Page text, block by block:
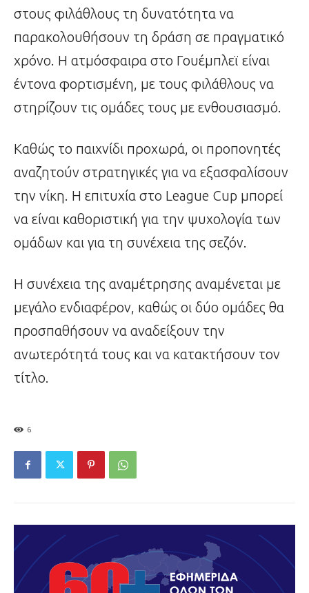
στους φιλάθλους τη δυνατότητα να
παρακολουθήσουν τη δράση σε πραγματικό
χρόνο. Η ατμόσφαιρα στο Γουέμπλεϊ είναι
έντονα φορτισμένη, με τους φιλάθλους να
στηρίζουν τις ομάδες τους με ενθουσιασμό.
Καθώς το παιχνίδι προχωρά, οι προπονητές
αναζητούν στρατηγικές για να εξασφαλίσουν
την νίκη. Η επιτυχία στο League Cup μπορεί
να είναι καθοριστική για την ψυχολογία των
ομάδων και για τη συνέχεια της σεζόν.
Η συνέχεια της αναμέτρησης αναμένεται με
μεγάλο ενδιαφέρον, καθώς οι δύο ομάδες θα
προσπαθήσουν να αναδείξουν την
ανωτερότητά τους και να κατακτήσουν τον
τίτλο.
6